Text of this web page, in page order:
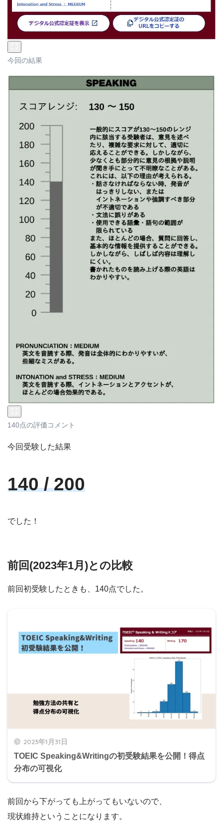
今回の結果
140点の評価コメント
今回受験した結果
140 / 200
でした！
前回(2023年1月)との比較
前回初受験したときも、140点でした。
2023年1月31日
TOEIC Speaking&Writingの初受験結果を公開！得点
分布の可視化
前回から下がっても上がってもいないので、
現状維持ということになります。